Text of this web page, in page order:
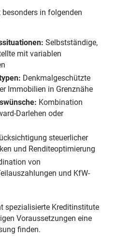
in folgenden
Selbstständige,
mit variablen
Denkmalgeschützte
Immobilien in Grenznähe
Kombination
Darlehen oder
steuerlicher
und Renditeoptimierung
von
und KfW-
spezialisierte Kreditinstitute
Voraussetzungen eine
finden.